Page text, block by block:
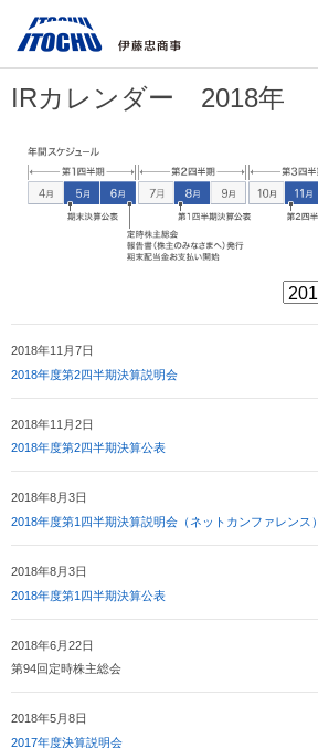
IRカレンダー 2018年
2018年11月7日
2018年度第2四半期決算説明会
2018年11月2日
2018年度第2四半期決算公表
2018年8月3日
2018年度第1四半期決算説明会（ネットカンファレンス）
2018年8月3日
2018年度第1四半期決算公表
2018年6月22日
第94回定時株主総会
2018年5月8日
2017年度決算説明会